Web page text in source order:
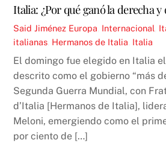
Italia: ¿Por qué ganó la derecha y
Said Jiménez Europa Internacional
italianas Hermanos de Italia Italia
El domingo fue elegido en Italia
descrito como el gobierno “más
Segunda Guerra Mundial, con
d’Italia [Hermanos de Italia],
Meloni, emergiendo como el
por ciento de […]